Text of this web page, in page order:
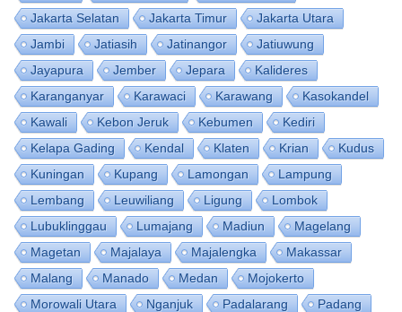
Jakarta Selatan
Jakarta Timur
Jakarta Utara
Jambi
Jatiasih Jatinangor
Jatiuwung
Jayapura
Jember Jepara
Kalideres
Karanganyar
Karawaci Karawang
Kasokandel
Kawali
Kebon Jeruk Kebumen
Kediri
Kelapa Gading
Kendal Klaten Krian
Kudus
Kuningan
Kupang Lamongan
Lampung
Lembang
Leuwiliang Ligung
Lombok
Lubuklinggau
Lumajang Madiun
Magelang
Magetan
Majalaya Majalengka
Makassar
Malang
Manado Medan
Mojokerto
Morowali Utara
Nganjuk Padalarang
Padang